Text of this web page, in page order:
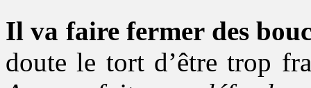
Il va faire fermer des
doute le tort d’être trop